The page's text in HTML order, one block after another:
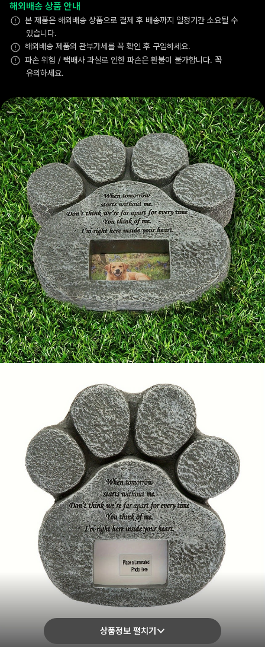
해외배송 상품 안내
본 제품은 해외배송 상품으로 결제 후 배송까지 일정기간 소요될 수
있습니다.
해외배송 제품의 관부가세를 꼭 확인 후 구입하세요.
파손 위험 / 택배사 과실로 인한 파손은 환불이 불가합니다. 꼭
유의하세요.
상품정보 펼치기